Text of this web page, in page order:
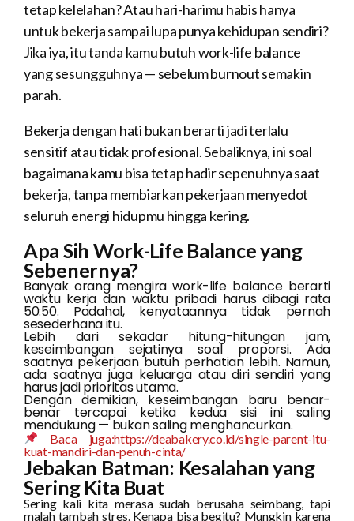
tetap kelelahan? Atau hari-harimu habis hanya
untuk bekerja sampai lupa punya kehidupan sendiri?
Jika iya, itu tanda kamu butuh work-life balance
yang sesungguhnya — sebelum burnout semakin
parah.
Bekerja dengan hati bukan berarti jadi terlalu
sensitif atau tidak profesional. Sebaliknya, ini soal
bagaimana kamu bisa tetap hadir sepenuhnya saat
bekerja, tanpa membiarkan pekerjaan menyedot
seluruh energi hidupmu hingga kering.
Apa Sih Work-Life Balance yang
Sebenernya?
Banyak orang mengira work-life balance berarti
waktu kerja dan waktu pribadi harus dibagi rata
50:50. Padahal, kenyataannya tidak pernah
sesederhana itu.
Lebih dari sekadar hitung-hitungan jam,
keseimbangan sejatinya soal proporsi. Ada
saatnya pekerjaan butuh perhatian lebih. Namun,
ada saatnya juga keluarga atau diri sendiri yang
harus jadi prioritas utama.
Dengan demikian, keseimbangan baru benar-
benar tercapai ketika kedua sisi ini saling
mendukung — bukan saling menghancurkan.
Baca juga:https://deabakery.co.id/single-parent-itu-
kuat-mandiri-dan-penuh-cinta/
Jebakan Batman: Kesalahan yang
Sering Kita Buat
Sering kali kita merasa sudah berusaha seimbang, tapi
malah tambah stres. Kenapa bisa begitu? Mungkin karena